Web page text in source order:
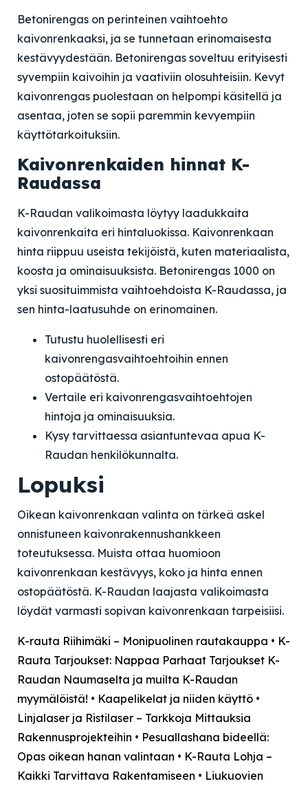
Betonirengas on perinteinen vaihtoehto
kaivonrenkaaksi, ja se tunnetaan erinomaisesta
kestävyydestään. Betonirengas soveltuu erityisesti
syvempiin kaivoihin ja vaativiin olosuhteisiin. Kevyt
kaivonrengas puolestaan on helpompi käsitellä ja
asentaa, joten se sopii paremmin kevyempiin
käyttötarkoituksiin.
Kaivonrenkaiden hinnat K-
Raudassa
K-Raudan valikoimasta löytyy laadukkaita
kaivonrenkaita eri hintaluokissa. Kaivonrenkaan
hinta riippuu useista tekijöistä, kuten materiaalista,
koosta ja ominaisuuksista. Betonirengas 1000 on
yksi suosituimmista vaihtoehdoista K-Raudassa, ja
sen hinta-laatusuhde on erinomainen.
Tutustu huolellisesti eri
kaivonrengasvaihtoehtoihin ennen
ostopäätöstä.
Vertaile eri kaivonrengasvaihtoehtojen
hintoja ja ominaisuuksia.
Kysy tarvittaessa asiantuntevaa apua K-
Raudan henkilökunnalta.
Lopuksi
Oikean kaivonrenkaan valinta on tärkeä askel
onnistuneen kaivonrakennushankkeen
toteutuksessa. Muista ottaa huomioon
kaivonrenkaan kestävyys, koko ja hinta ennen
ostopäätöstä. K-Raudan laajasta valikoimasta
löydät varmasti sopivan kaivonrenkaan tarpeisiisi.
K-rauta Riihimäki – Monipuolinen rautakauppa • K-
Rauta Tarjoukset: Nappaa Parhaat Tarjoukset K-
Raudan Naumaselta ja muilta K-Raudan
myymälöistä! • Kaapelikelat ja niiden käyttö •
Linjalaser ja Ristilaser – Tarkkoja Mittauksia
Rakennusprojekteihin • Pesuallashana bideellä:
Opas oikean hanan valintaan • K-Rauta Lohja –
Kaikki Tarvittava Rakentamiseen • Liukuovien